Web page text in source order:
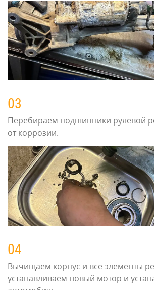
03
Перебираем подшипники рулевой
от коррозии.
04
Вычищаем корпус и все элементы
устанавливаем новый мотор и